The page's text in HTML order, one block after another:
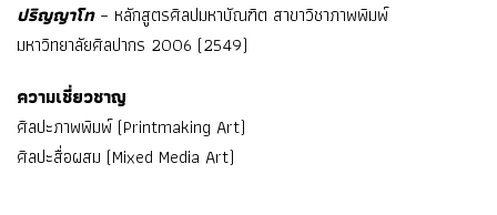
ปริญญาโท– หลักสูตรศิลปมหาบัณฑิต สาขาวิชาภาพพิมพ์
มหาวิทยาลัยศิลปากร 2006 (2549)
ความเชี่ยวชาญ
ศิลปะภาพพิมพ์ (Printmaking Art)
ศิลปะสื่อผสม (Mixed Media Art)